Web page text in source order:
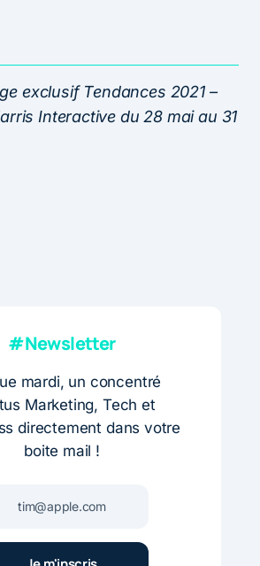
exclusif Tendances 2021 –
Interactive du 28 mai au 31
#Newsletter
mardi, un concentré
Marketing, Tech et
directement dans votre
boite mail !